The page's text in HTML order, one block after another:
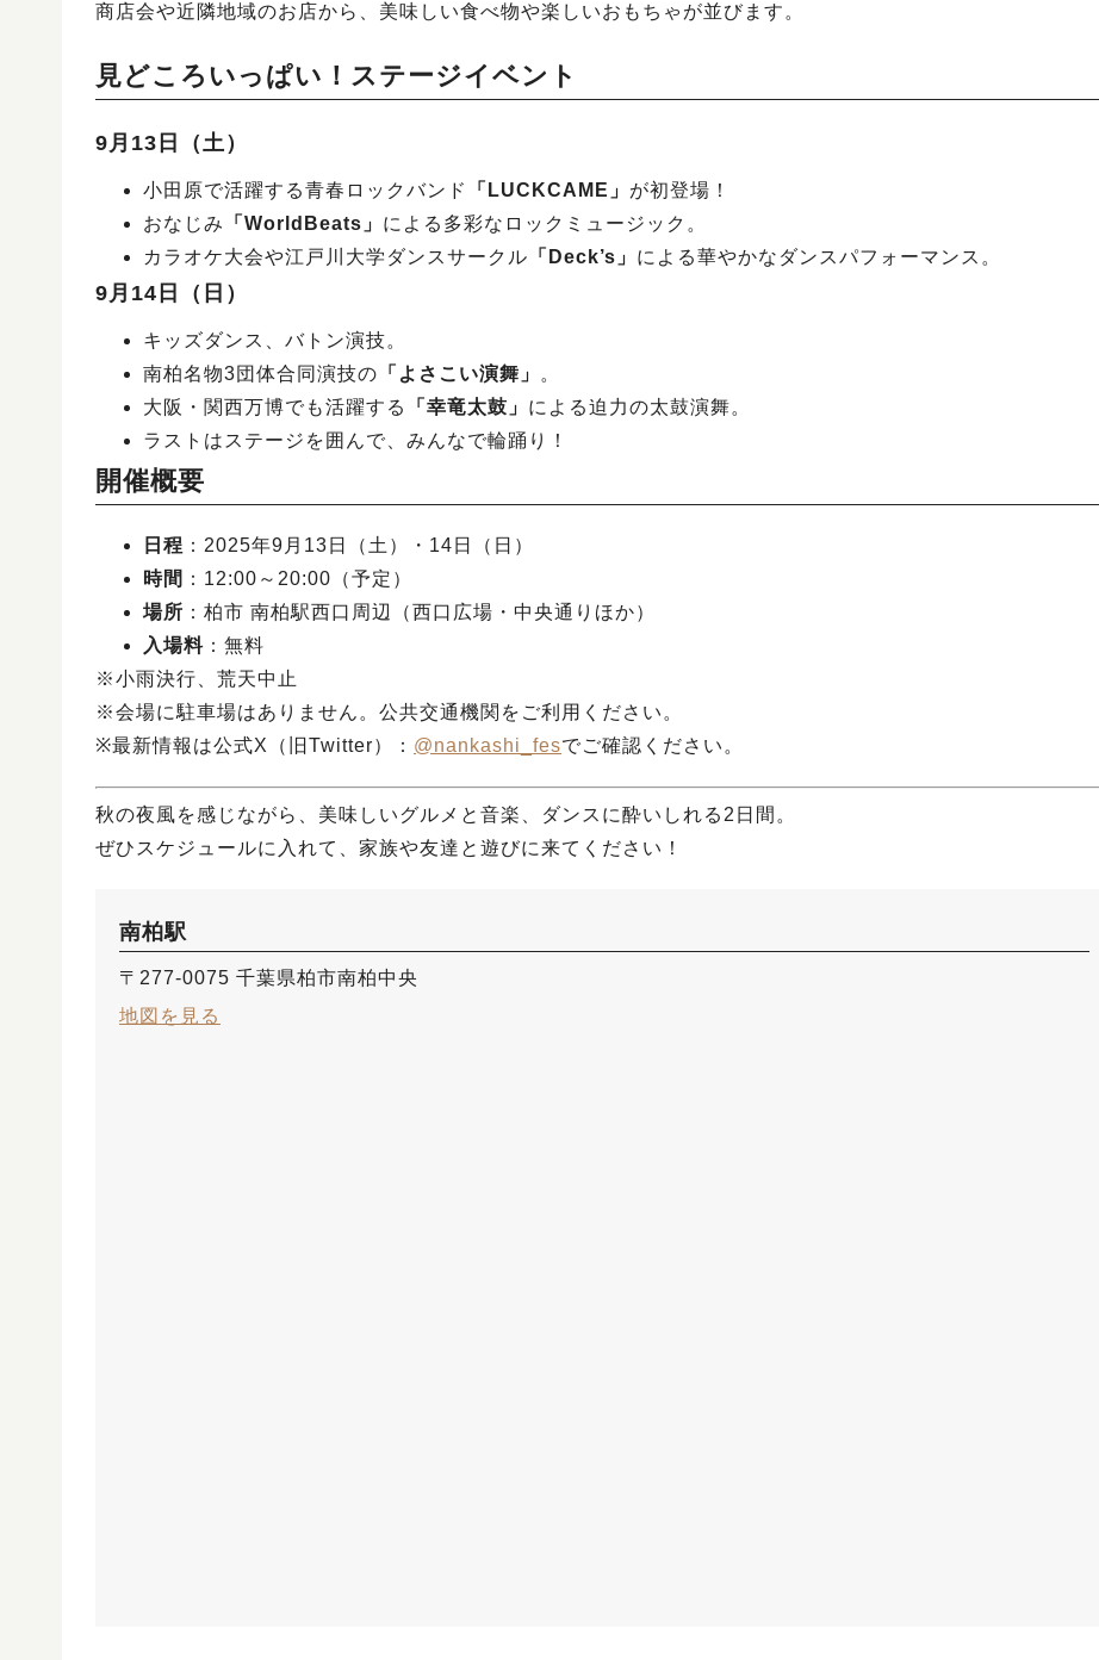
商店会や近隣地域のお店から、美味しい食べ物や楽しいおもちゃが並びます。
見どころいっぱい！ステージイベント
9月13日（土）
小田原で活躍する青春ロックバンド 「LUCKCAME」 が初登場！
おなじみ
「WorldBeats」 による多彩なロックミュージック。
カラオケ大会や江戸川大学ダンスサークル 「Deck’s」 による華やかなダンスパフォーマンス。
9月14日（日）
キッズダンス、バトン演技。
南柏名物3団体合同演技の 「よさこい演舞」
。
大阪・関西万博でも活躍する
「幸竜太鼓」 による迫力の太鼓演舞。
ラストはステージを囲んで、みんなで輪踊り！
開催概要
日程 ：2025年9月13日（土）・14日（日）
時間 ：12:00～20:00（予定）
場所 ：柏市 南柏駅西口周辺（西口広場・中央通りほか）
入場料 ：無料
※小雨決行、荒天中止
※会場に駐車場はありません。公共交通機関をご利用ください。
※最新情報は公式X（旧Twitter）： @nankashi_fesでご確認ください。
秋の夜風を感じながら、美味しいグルメと音楽、ダンスに酔いしれる2日間。
ぜひスケジュールに入れて、家族や友達と遊びに来てください！
南柏駅
〒277-0075 千葉県柏市南柏中央
地図を見る